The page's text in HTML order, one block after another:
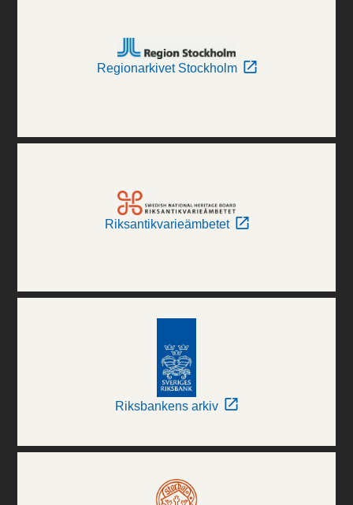
Regionarkivet Stockholm
Riksantikvarieämbetet
Riksbankens arkiv